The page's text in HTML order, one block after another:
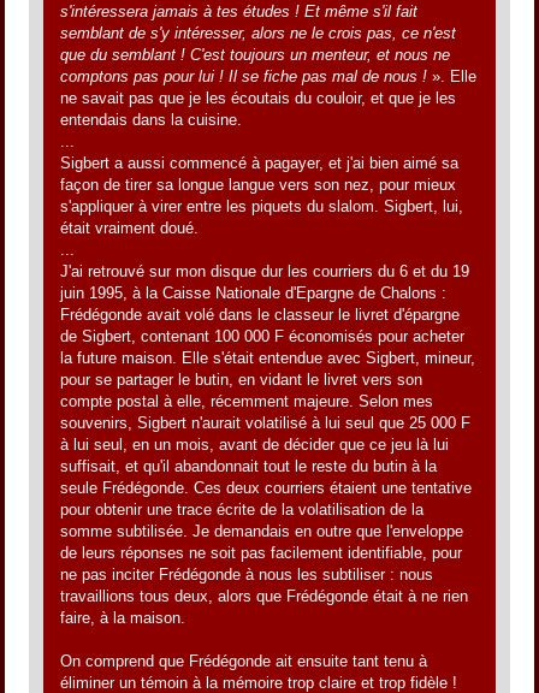
s'intéressera jamais à tes études ! Et même s'il fait
semblant de s'y intéresser, alors ne le crois pas, ce n'est
que du semblant ! C'est toujours un menteur, et nous ne
comptons pas pour lui ! Il se fiche pas mal de nous !». Elle
ne savait pas que je les écoutais du couloir, et que je les
entendais dans la cuisine.
Sigbert a aussi commencé à pagayer, et j'ai bien aimé sa
façon de tirer sa longue langue vers son nez, pour mieux
s'appliquer à virer entre les piquets du slalom. Sigbert, lui,
était vraiment doué.
J'ai retrouvé sur mon disque dur les courriers du 6 et du 19
juin 1995, à la Caisse Nationale d'Epargne de Chalons :
Frédégonde avait volé dans le classeur le livret d'épargne
de Sigbert, contenant 100 000 F économisés pour acheter
la future maison. Elle s'était entendue avec Sigbert, mineur,
pour se partager le butin, en vidant le livret vers son
compte postal à elle, récemment majeure. Selon mes
souvenirs, Sigbert n'aurait volatilisé à lui seul que 25 000 F
à lui seul, en un mois, avant de décider que ce jeu là lui
suffisait, et qu'il abandonnait tout le reste du butin à la
seule Frédégonde. Ces deux courriers étaient une tentative
pour obtenir une trace écrite de la volatilisation de la
somme subtilisée. Je demandais en outre que l'enveloppe
de leurs réponses ne soit pas facilement identifiable, pour
ne pas inciter Frédégonde à nous les subtiliser : nous
travaillions tous deux, alors que Frédégonde était à ne rien
faire, à la maison.
On comprend que Frédégonde ait ensuite tant tenu à
éliminer un témoin à la mémoire trop claire et trop fidèle !